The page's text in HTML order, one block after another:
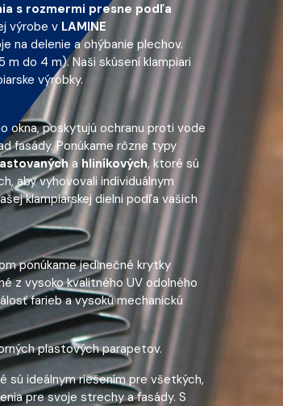
s rozmermi presne podľa
výrobe v LAMINE
na delenie a ohýbanie plechov.
do 4 m). Naši skúsení klampiari
výrobky.
okna, poskytujú ochranu proti vode
fasády. Ponúkame rôzne typy
ahliníkových, ktoré sú
aby vyhovovali individuálnym
klampiarskej dielni podľa vašich
ponúkame jedinečné krytky
z vysoko kvalitného UV odolného
farieb a vysokú mechanickú
plastových parapetov.
ideálnym riešením pre všetkých,
pre svoje strechy a fasády. S